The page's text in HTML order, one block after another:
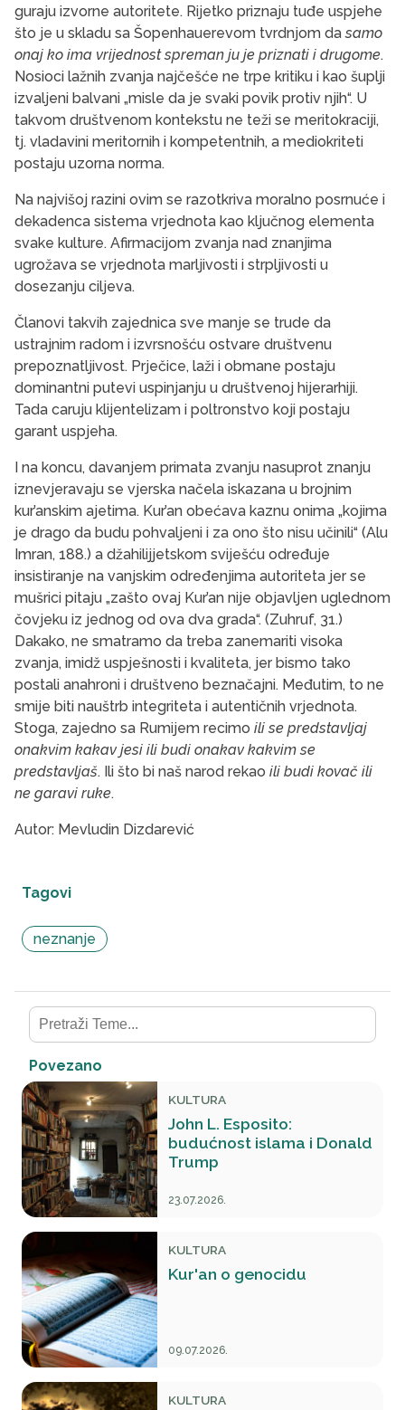
guraju izvorne autoritete. Rijetko priznaju tuđe uspjehe
što je u skladu sa Šopenhauerevom tvrdnjom dasamo
onaj ko ima vrijednost spreman ju je priznati i drugome.
Nosioci lažnih zvanja najčešće ne trpe kritiku i kao šuplji
izvaljeni balvani „misle da je svaki povik protiv njih“. U
takvom društvenom kontekstu ne teži se meritokraciji,
tj. vladavini meritornih i kompetentnih, a mediokriteti
postaju uzorna norma.
Na najvišoj razini ovim se razotkriva moralno posrnuće i
dekadenca sistema vrjednota kao ključnog elementa
svake kulture. Afirmacijom zvanja nad znanjima
ugrožava se vrjednota marljivosti i strpljivosti u
dosezanju ciljeva.
Članovi takvih zajednica sve manje se trude da
ustrajnim radom i izvrsnošću ostvare društvenu
prepoznatljivost. Prječice, laži i obmane postaju
dominantni putevi uspinjanju u društvenoj hijerarhiji.
Tada caruju klijentelizam i poltronstvo koji postaju
garant uspjeha.
I na koncu, davanjem primata zvanju nasuprot znanju
iznevjeravaju se vjerska načela iskazana u brojnim
kur’anskim ajetima. Kur’an obećava kaznu onima „kojima
je drago da budu pohvaljeni i za ono što nisu učinili“ (Alu
Imran, 188.) a džahilijjetskom sviješću određuje
insistiranje na vanjskim određenjima autoriteta jer se
mušrici pitaju „zašto ovaj Kur’an nije objavljen uglednom
čovjeku iz jednog od ova dva grada“. (Zuhruf, 31.)
Dakako, ne smatramo da treba zanemariti visoka
zvanja, imidž uspješnosti i kvaliteta, jer bismo tako
postali anahroni i društveno beznačajni. Međutim, to ne
smije biti nauštrb integriteta i autentičnih vrjednota.
Stoga, zajedno sa Rumijem recimo ili se predstavljaj
onakvim kakav jesi ili budi onakav kakvim se
predstavljaš. Ili što bi naš narod rekao ili budi kovač ili
ne garavi ruke.
Autor: Mevludin Dizdarević
Tagovi
neznanje
Povezano
KULTURA
John L. Esposito:
budućnost islama i Donald
Trump
23.07.2026.
KULTURA
Kur'an o genocidu
09.07.2026.
KULTURA